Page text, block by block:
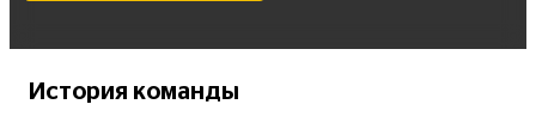
История команды